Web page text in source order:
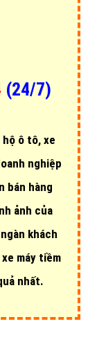
cáo dịch vụ
(24/7)
bán hàng